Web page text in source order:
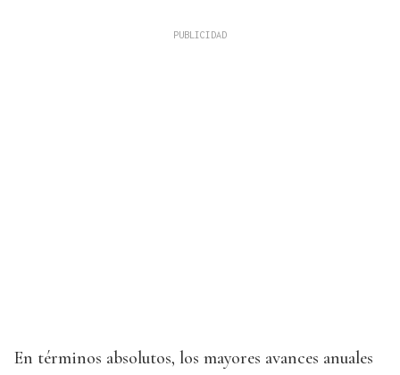
En términos absolutos, los mayores avances anuales